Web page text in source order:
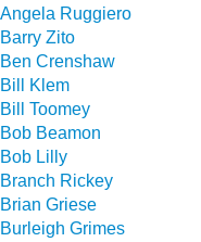
Angela Ruggiero
Barry Zito
Ben Crenshaw
Bill Klem
Bill Toomey
Bob Beamon
Bob Lilly
Branch Rickey
Brian Griese
Burleigh Grimes